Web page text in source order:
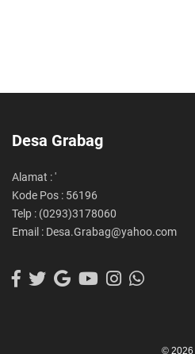
Desa Grabag
Alamat : '
Kode Pos : 56196
Telp : (0293)3178060
Email : Desa.Grabag@yahoo.com
© 2026